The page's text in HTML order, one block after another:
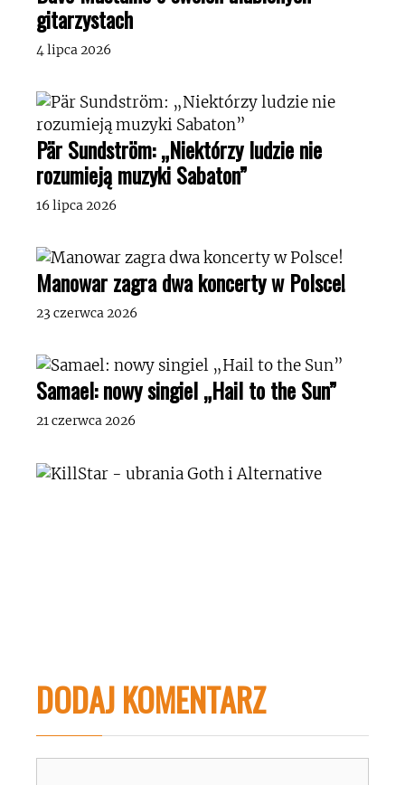
gitarzystach
4 lipca 2026
Pär Sundström: „Niektórzy ludzie nie
rozumieją muzyki Sabaton”
16 lipca 2026
Manowar zagra dwa koncerty w Polsce!
23 czerwca 2026
Samael: nowy singiel „Hail to the Sun”
21 czerwca 2026
DODAJ KOMENTARZ